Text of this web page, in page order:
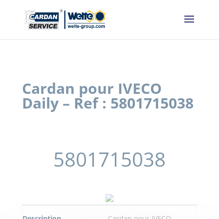
Cardan pour IVECO
Daily – Ref : 5801715038
5801715038